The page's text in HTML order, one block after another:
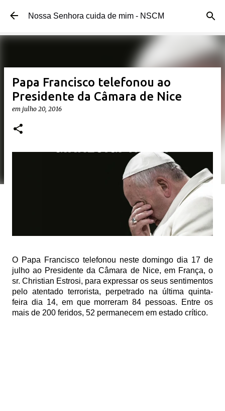
Pular para o conteúdo principal
Nossa Senhora cuida de mim - NSCM
Papa Francisco telefonou ao
Presidente da Câmara de Nice
em julho 20, 2016
O Papa Francisco telefonou neste domingo dia 17 de
julho ao Presidente da Câmara de Nice, em França, o
sr. Christian Estrosi, para expressar os seus sentimentos
pelo atentado terrorista, perpetrado na última quinta-
feira dia 14, em que morreram 84 pessoas. Entre os
mais de 200 feridos, 52 permanecem em estado crítico.